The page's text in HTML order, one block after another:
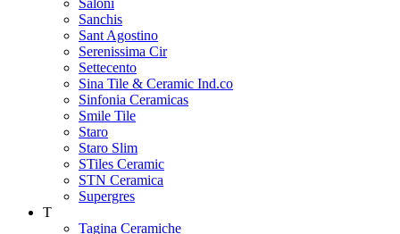
Sanchis
Sant Agostino
Serenissima Cir
Settecento
Sina Tile & Ceramic Ind.co
Sinfonia Ceramicas
Smile Tile
Staro
Staro Slim
STiles Ceramic
STN Ceramica
Supergres
T
Tagina Ceramiche